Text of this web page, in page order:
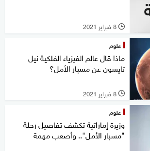
l 8 فبراير 2021
علوم
ماذا قال عالم الفيزياء الفلكية نيل
تايسون عن مسبار الأمل؟
l 8 فبراير 2021
علوم
وزيرة إماراتية تكشف تفاصيل رحلة
"مسبار الأمل".. وأصعب مهمة